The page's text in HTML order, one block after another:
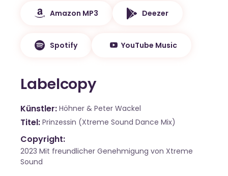
Amazon MP3 Deezer
Spotify YouTube Music
Labelcopy
Künstler Höhner & Peter Wackel
Titel Prinzessin (Xtreme Sound Dance Mix)
Copyright:
2023 Mit freundlicher Genehmigung von Xtreme
Sound